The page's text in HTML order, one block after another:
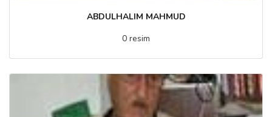
ABDULHALIM MAHMUD
0 resim